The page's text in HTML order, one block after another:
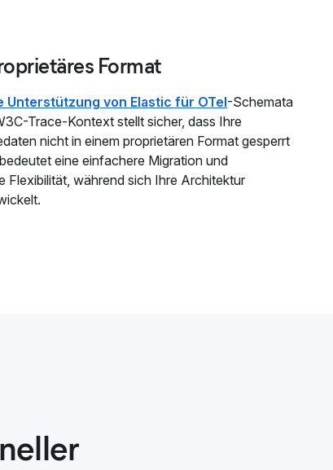
Format
Unterstützung von Elastic für OTel-Schemata
Trace-Kontext stellt sicher, dass Ihre
nicht in einem proprietären Format gesperrt
eine einfachere Migration und
Flexibilität, während sich Ihre Architektur